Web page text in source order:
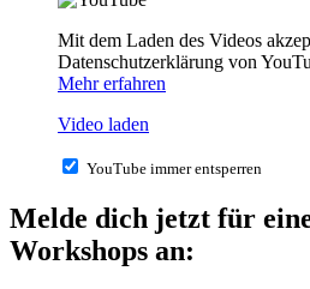
Mit dem Laden des Videos
Datenschutzerklärung von
Mehr erfahren
Video laden
YouTube immer entsperren
Melde dich jetzt für
Workshops an: